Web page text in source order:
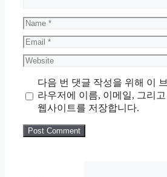
Name
Email
Website
다음 번 댓글 작성을 위해 이 브
라우저에 이름, 이메일, 그리고
웹사이트를 저장합니다.